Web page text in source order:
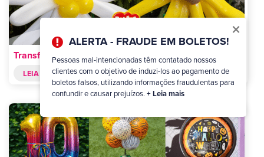
×
ALERTA - FRAUDE EM BOLETOS!
Pessoas mal-intencionadas têm contatado nossos
clientes com o objetivo de induzi-los ao pagamento de
boletos falsos, utilizando informações fraudulentas para
confundir e causar prejuízos. + Leia mais
Transforme sua festa com balões Formatos Especiais!
LEIA MAIS >>